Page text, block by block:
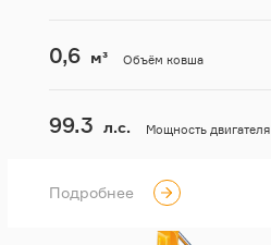
Объём ковша
0,6 м³
Мощность двигателя
99.3 л.с.
Подробнее